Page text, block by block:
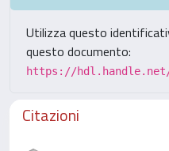
Utilizza questo
questo documento:
https://hdl.handle.net/
Citazioni